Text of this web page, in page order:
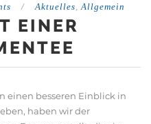
/ Aktuelles Allgemein
EINER
einen besseren Einblick in
haben wir der